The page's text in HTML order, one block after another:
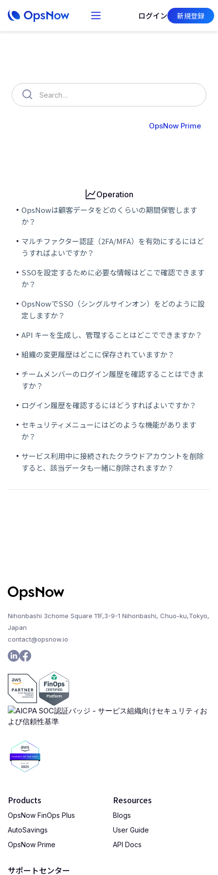
ログイン 新規登録
OpsNow Prime
Operation
OpsNowは顧客データをどのくらいの期間保管します
か？
マルチファクター認証（2FA/MFA）を有効にするにはど
うすればよいですか？
SSOを設定するために必要な情報はどこで確認できます
か？
OpsNowでSSO（シングルサインオン）をどのように設
定しますか？
API キーを生成し、管理することはどこでできますか？
組織の変更履歴はどこに保存されていますか？
チームメンバーのログイン履歴を確認することはできま
すか？
ログイン履歴を確認するにはどうすればよいですか？
セキュリティメニューにはどのような機能があります
か？
サービス利用中に接続されたクラウドアカウントを削除
すると、該当データも一緒に削除されますか？
Nihonbashi 3chome Square 11F,3-9-1 Nihonbashi, Chuo-ku,Tokyo,
Japan
contact@opsnow.io
Products
OpsNow FinOps Plus
AutoSavings
OpsNow Prime
サポートセンター
Resources
Blogs
User Guide
API Docs